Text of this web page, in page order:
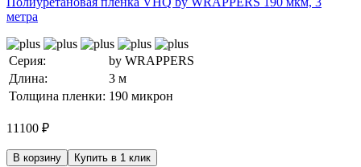
метра
Серия:
by WRAPPERS
Длина:
3 м
Толщина пленки: 190 микрон
11100 ₽
В корзину Купить в 1 клик